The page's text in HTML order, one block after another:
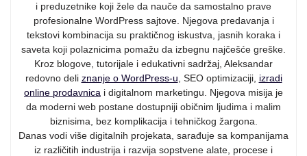
i preduzetnike koji žele da nauče da samostalno prave
profesionalne WordPress sajtove. Njegova predavanja i
tekstovi kombinacija su praktičnog iskustva, jasnih koraka i
saveta koji polaznicima pomažu da izbegnu najčešće greške.
Kroz blogove, tutorijale i edukativni sadržaj, Aleksandar
redovno deli znanje o WordPress-u , SEO optimizaciji, izradi
online prodavnica i digitalnom marketingu. Njegova misija je
da moderni web postane dostupniji običnim ljudima i malim
biznisima, bez komplikacija i tehničkog žargona.
Danas vodi više digitalnih projekata, sarađuje sa kompanijama
iz različitih industrija i razvija sopstvene alate, procese i